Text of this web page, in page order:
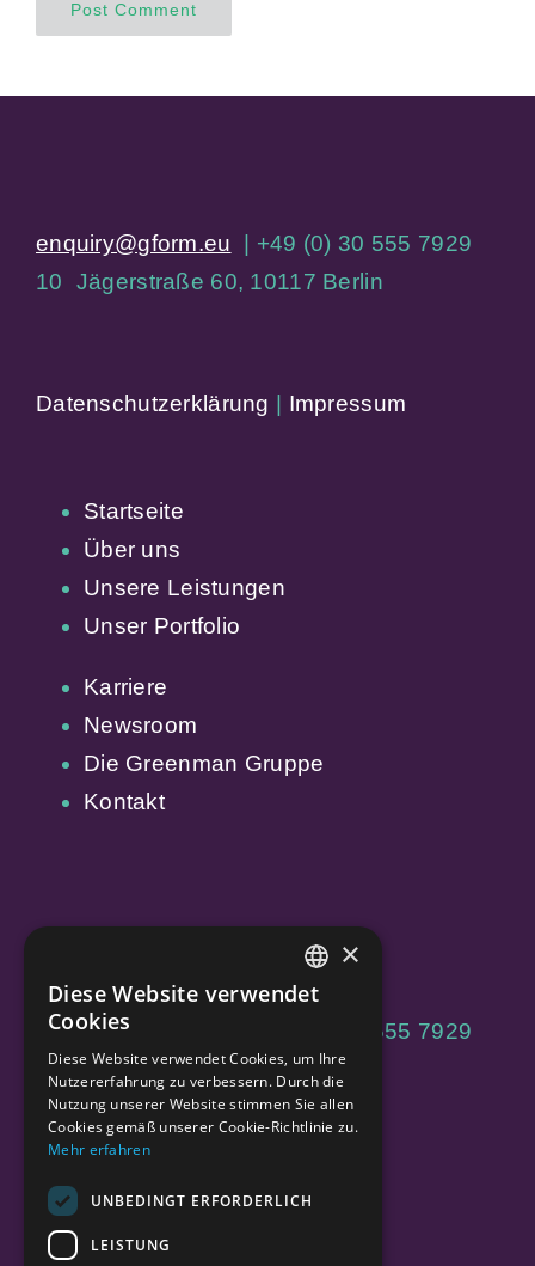
enquiry@gform.eu | +49 (0) 30 555 7929
10 Jägerstraße 60, 10117 Berlin
Datenschutzerklärung Impressum
Startseite
Über uns
Unsere Leistungen
Unser Portfolio
Karriere
Newsroom
Die Greenman Gruppe
Kontakt
enquiry@gform.eu
| +49 (0) 30 555 7929
10
Jägerstraße 60, 10117 Berlin
Startseite
ENGLISH
×
Diese Website verwendet
Cookies
Diese Website verwendet Cookies, um Ihre
Nutzererfahrung zu verbessern. Durch die
Nutzung unserer Website stimmen Sie allen
Cookies gemäß unserer Cookie-Richtlinie zu.
Mehr erfahren
UNBEDINGT ERFORDERLICH
LEISTUNG